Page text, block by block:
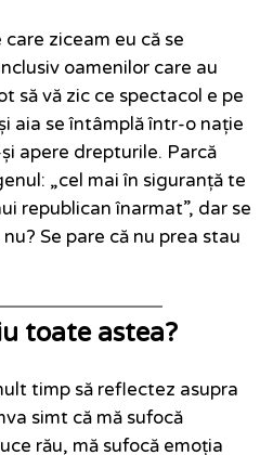
ziceam eu că se
oamenilor care au
să vă zic ce spectacol e pe
aia se întâmplă într-o nație
apere drepturile. Parcă
„cel mai în siguranță te
republican înarmat”, dar se
Se pare că nu prea stau
toate astea?
timp să reflectez asupra
simt că mă sufocă
rău, mă sufocă emoția